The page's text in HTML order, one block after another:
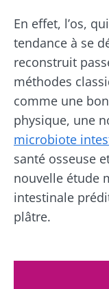
En effet, l’os,
tendance à se
reconstruit
méthodes
comme une
physique, une
microbiote
santé osseuse
nouvelle étude
intestinale
plâtre.